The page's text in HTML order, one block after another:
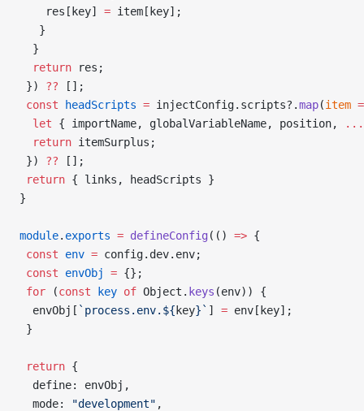
    res[key]
= item[key];
   }
  }
  return
res;
}) ?? [];
const headScripts = injectConfig.scripts?.map(item
  let
{ importName, globalVariableName, position,
...
  return
itemSurplus;
}) ?? [];
return { links, headScripts }
}
module. exports = defineConfig (() => {
const env = config.dev.env;
const envObj = {};
for (const key of Object. keys (env)) {
  envObj[
`process.env.${ key}` ] = env[key];
}
return {
  define: envObj,
  mode:
"development" ,